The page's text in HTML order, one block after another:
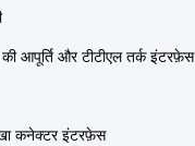
आपूर्ति और टीटीएल तर्क इंटरफ़ेस
कनेक्टर इंटरफ़ेस